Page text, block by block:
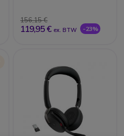
156,15 €
119,95 € ex. BTW -23%